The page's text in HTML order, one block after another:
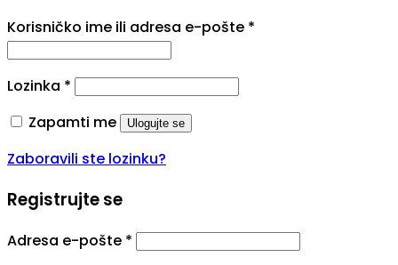
Korisničko ime ili adresa e-pošte *
Lozinka *
Zapamti me
Ulogujte se
Zaboravili ste lozinku?
Registrujte se
Adresa e-pošte *